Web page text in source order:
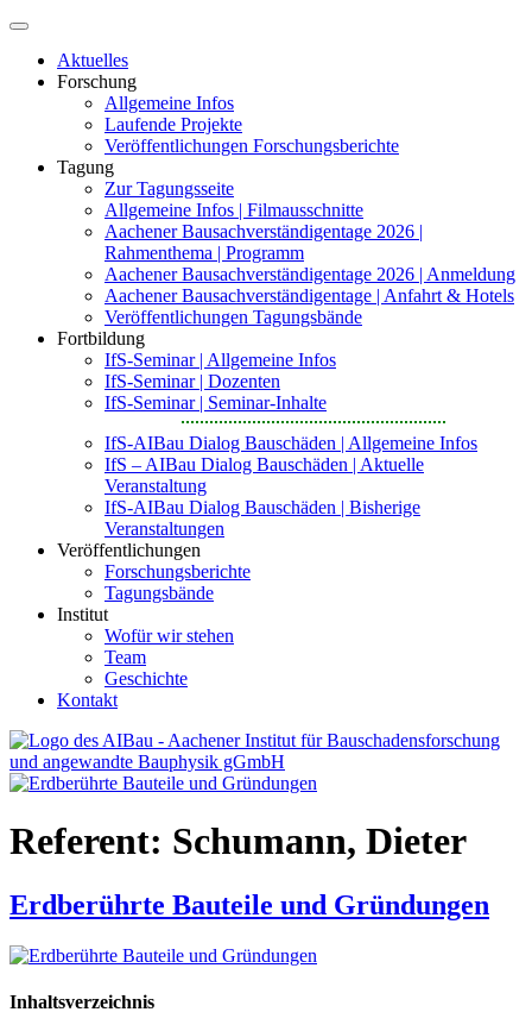
Skip
contentAktuelles
Forschung
Allgemeine Infos
Laufende Projekte
Veröffentlichungen Forschungsberichte
Tagung
Zur Tagungsseite
Allgemeine Infos | Filmausschnitte
Aachener Bausachverständigentage 2026 |
Rahmenthema | Programm
Aachener Bausachverständigentage 2026 | Anmeldung
Aachener Bausachverständigentage | Anfahrt & Hotels
Veröffentlichungen Tagungsbände
Fortbildung
IfS-Seminar | Allgemeine Infos
IfS-Seminar | Dozenten
IfS-Seminar | Seminar-Inhalte
IfS-AIBau Dialog Bauschäden | Allgemeine Infos
IfS – AIBau Dialog Bauschäden | Aktuelle
Veranstaltung
IfS-AIBau Dialog Bauschäden | Bisherige
Veranstaltungen
Veröffentlichungen
Forschungsberichte
Tagungsbände
Institut
Wofür wir stehen
Team
Geschichte
Kontakt
angewandte Bauphysik
Referent: Schumann, Dieter
Erdberührte Bauteile und Gründungen
Inhaltsverzeichnis